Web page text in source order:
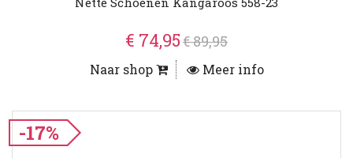
€ 74,95€ 89,95
Naar shop Meer info
-17%